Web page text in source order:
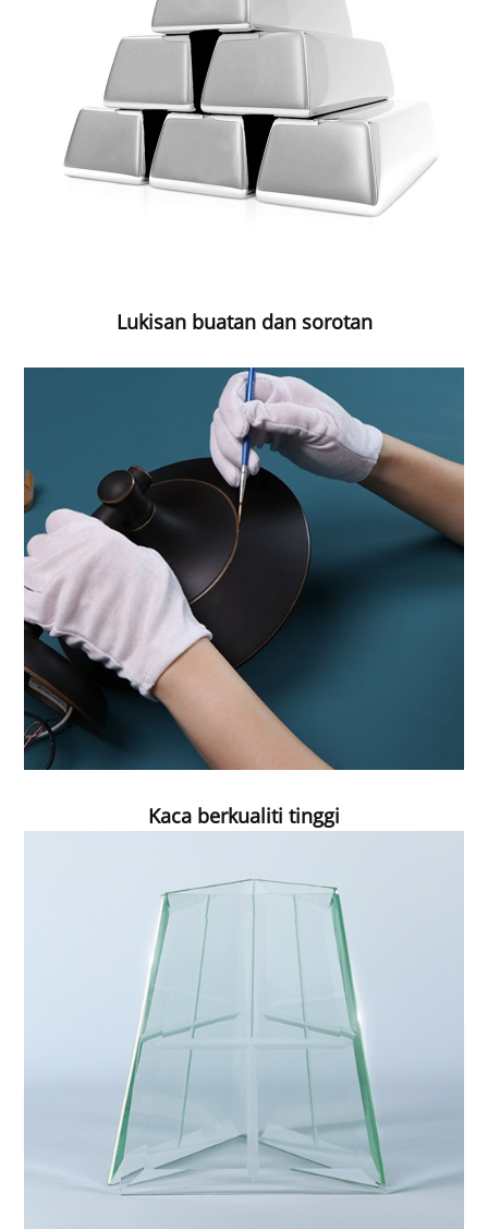
Lukisan buatan dan sorotan
Kaca berkualiti tinggi